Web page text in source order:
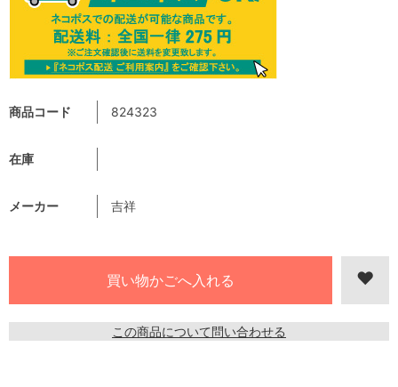
商品コード 824323
在庫
メーカー 吉祥
この商品について問い合わせる